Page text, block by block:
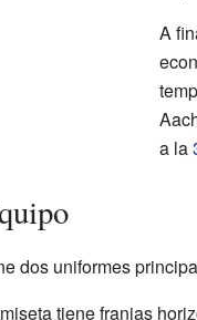
A
a la
dos uniformes
tiene franjas